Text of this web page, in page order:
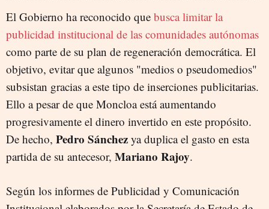
El Gobierno ha reconocido que busca limitar la
publicidad institucional de las comunidades autónomas
como parte de su plan de regeneración democrática. El
objetivo, evitar que algunos "medios o pseudomedios"
subsistan gracias a este tipo de inserciones publicitarias.
Ello a pesar de que Moncloa está aumentando
progresivamente el dinero invertido en este propósito.
De hecho, Pedro Sánchez ya duplica el gasto en esta
partida de su antecesor, Mariano Rajoy.
Según los informes de Publicidad y Comunicación